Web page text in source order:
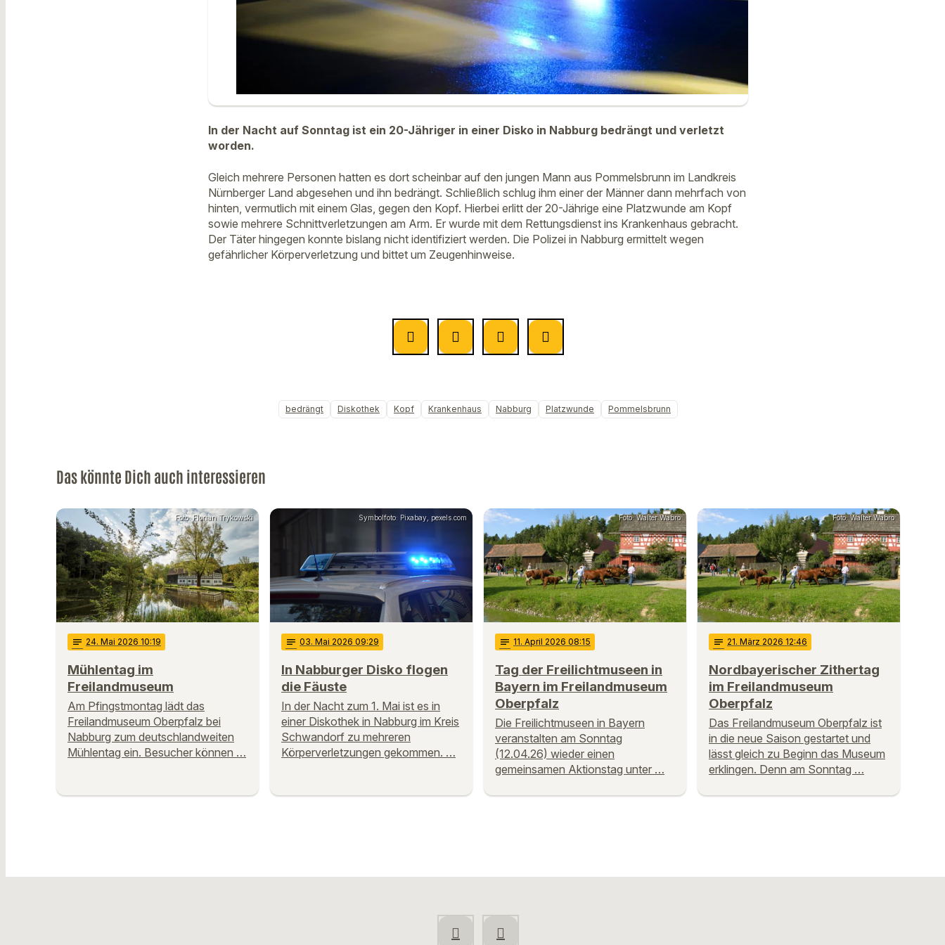
In der Nacht auf Sonntag ist ein 20-Jähriger in einer Disko in Nabburg bedrängt und verletzt
worden.
Gleich mehrere Personen hatten es dort scheinbar auf den jungen Mann aus Pommelsbrunn im Landkreis
Nürnberger Land abgesehen und ihn bedrängt. Schließlich schlug ihm einer der Männer dann mehrfach von
hinten, vermutlich mit einem Glas, gegen den Kopf. Hierbei erlitt der 20-Jährige eine Platzwunde am Kopf
sowie mehrere Schnittverletzungen am Arm. Er wurde mit dem Rettungsdienst ins Krankenhaus gebracht.
Der Täter hingegen konnte bislang nicht identifiziert werden. Die Polizei in Nabburg ermittelt wegen
gefährlicher Körperverletzung und bittet um Zeugenhinweise.
bedrängt Diskothek Kopf Krankenhaus Nabburg Platzwunde Pommelsbrunn
Das könnte Dich auch interessieren
Foto: Florian Trykowski
notes 24. Mai 2026 10:19
Mühlentag im
Freilandmuseum
Am Pfingstmontag lädt das
Freilandmuseum Oberpfalz bei
Nabburg zum deutschlandweiten
Mühlentag ein. Besucher können …
Symbolfoto: Pixabay, pexels.com
notes 03. Mai 2026 09:29
In Nabburger Disko flogen
die Fäuste
In der Nacht zum 1. Mai ist es in
einer Diskothek in Nabburg im Kreis
Schwandorf zu mehreren
Körperverletzungen gekommen. …
Foto: Walter Wabro
notes 11. April 2026 08:15
Tag der Freilichtmuseen in
Bayern im Freilandmuseum
Oberpfalz
Die Freilichtmuseen in Bayern
veranstalten am Sonntag
(12.04.26) wieder einen
gemeinsamen Aktionstag unter …
Foto: Walter Wabro
notes 21. März 2026 12:46
Nordbayerischer Zithertag
im Freilandmuseum
Oberpfalz
Das Freilandmuseum Oberpfalz ist
in die neue Saison gestartet und
lässt gleich zu Beginn das Museum
erklingen. Denn am Sonntag …